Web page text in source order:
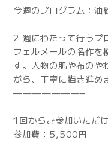
今週のプログラム：油
2 週にわたって行うプ
フェルメールの名作を
す。人物の肌や布のや
がら、丁寧に描き進め
———————–
1回からご参加いただ
参加費：5,500円